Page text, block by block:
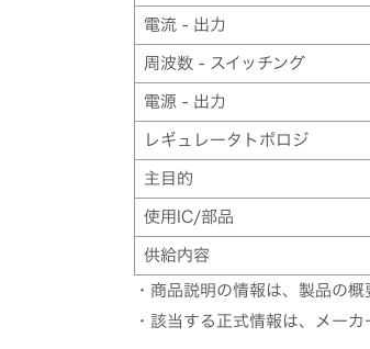
電流 - 出力
周波数 - スイッチング
電源 - 出力
レギュレータトポロジ
主目的
使用IC/部品
供給内容
・商品説明の情報は、製品の
・該当する正式情報は、メー